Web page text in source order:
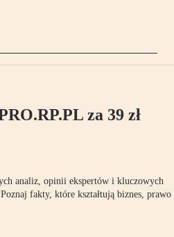
za 39 zł
analiz, opinii ekspertów i kluczowych
fakty, które kształtują biznes, prawo